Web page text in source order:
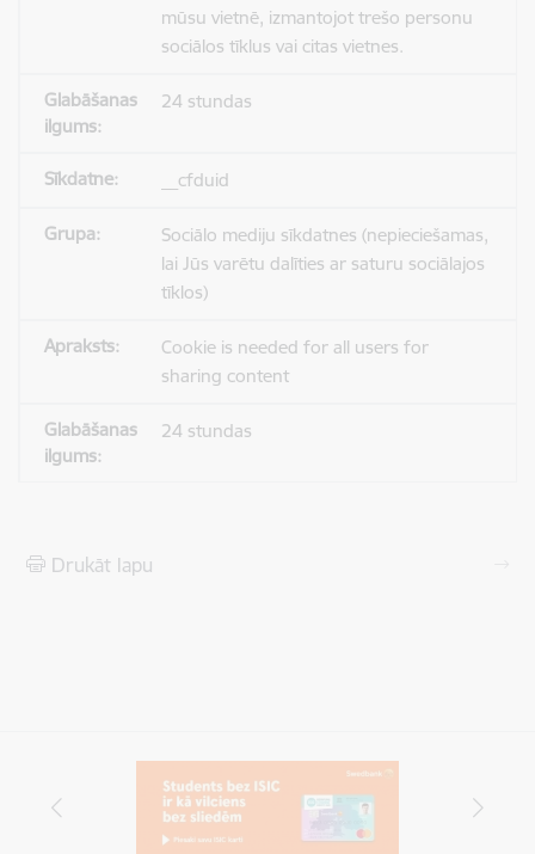
mūsu vietnē, izmantojot trešo personu
sociālos tīklus vai citas vietnes.
24 stundas
__cfduid
Sociālo mediju sīkdatnes (nepieciešamas,
lai Jūs varētu dalīties ar saturu sociālajos
tīklos)
Cookie is needed for all users for
sharing content
24 stundas
Drukāt lapu